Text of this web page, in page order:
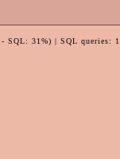
SQL: 31%) | SQL queries: